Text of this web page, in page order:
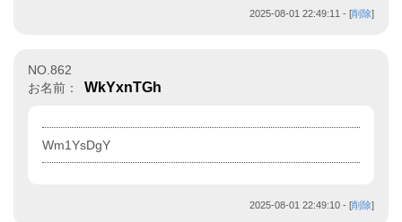
2025-08-01 22:49:11 - [削除]
NO.862
お名前：
WkYxnTGh
Wm1YsDgY
2025-08-01 22:49:10 - [削除]